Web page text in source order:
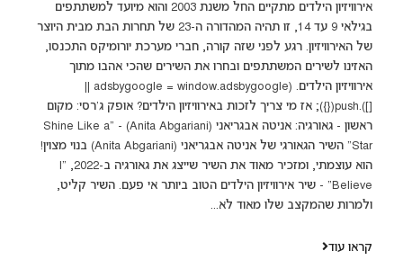
אירוויזיון הילדים מתקיים החל משנת 2003 והוא מיועד למשתתפים
בגילאי 9 עד 14, זו תהיה המהדורה ה-23 של תחרות הבת מבית היוצר
של האירוויזיון. רגע לפני שזה קורה, חברי מערכת יורומיקס התכנסו,
האזינו לשירים המשתתפים ובחרו את השירים שהכי אהבו מתוך
[]).push({}); אז מי צריך לזכות באירוויזיון הילדים? אופק ג'רסי: מקום
ראשון - גאורגיה: אניטה אבגריאני (Anita Abgariani) - "Shine Like a
Star" השיר הגאורגי של אניטה אבגריאני (Anita Abgariani) בנוי מצוין!
הוא עוצמתי, ומזכיר מאוד את השיר שייצג את גאורגיה ב-2022, "I
Believe" - שיר אירוויזיון הילדים הטוב ביותר אי פעם. השיר קליט,
ולמרות שהמקצב שלו מאוד לא...
קראו עוד